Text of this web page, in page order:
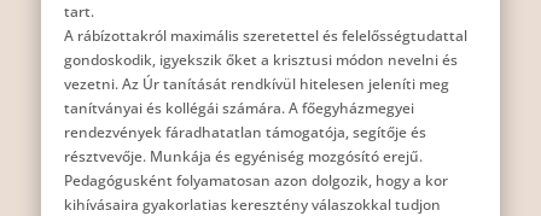
tart.
A rábízottakról maximális szeretettel és felelősségtudattal
gondoskodik, igyekszik őket a krisztusi módon nevelni és
vezetni. Az Úr tanítását rendkívül hitelesen jeleníti meg
tanítványai és kollégái számára. A főegyházmegyei
rendezvények fáradhatatlan támogatója, segítője és
résztvevője. Munkája és egyéniség mozgósító erejű.
Pedagógusként folyamatosan azon dolgozik, hogy a kor
kihívásaira gyakorlatias keresztény válaszokkal tudjon